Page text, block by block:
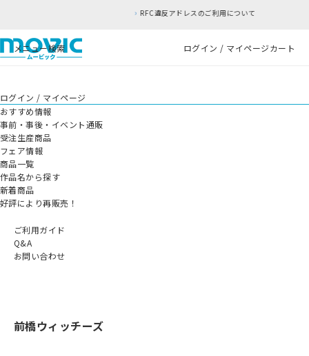
RFC違反アドレスのご利用について
メニュー検索 ログイン / マイページカート
ログイン / マイページ
おすすめ情報
事前・事後・イベント通販
受注生産商品
フェア情報
商品一覧
作品名から探す
新着商品
好評により再販売！
ご利用ガイド
Q&A
お問い合わせ
前橋ウィッチーズ